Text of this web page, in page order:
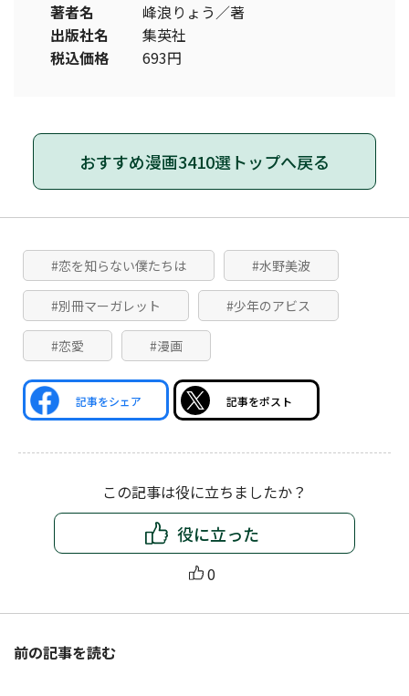
著者名
峰浪りょう／著
出版社名
集英社
税込価格
693円
おすすめ漫画3410選トップへ戻る
#恋を知らない僕たちは #水野美波
#別冊マーガレット #少年のアビス
#恋愛 #漫画
記事をシェア 記事をポスト
この記事は役に立ちましたか？
役に立った
0
前の記事を読む